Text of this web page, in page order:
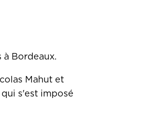
à Bordeaux.
Mahut et
s'est imposé